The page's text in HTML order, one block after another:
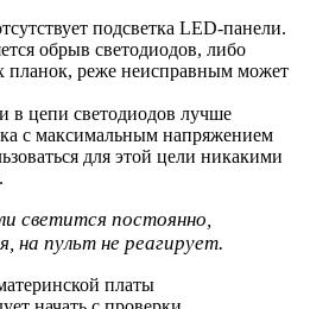
подсветка LED-панели.
обрыв светодиодов, либо
планок, реже неисправным может
в цепи светодиодов лучше
с максимальным напряжением
для этой цели никакими
светится постоянно,
на пульт не реагирует.
платы